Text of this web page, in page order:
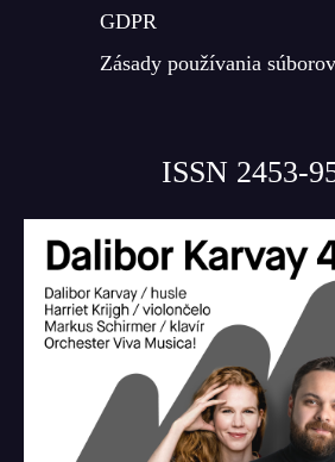
GDPR
Zásady používania
ISSN 2453-